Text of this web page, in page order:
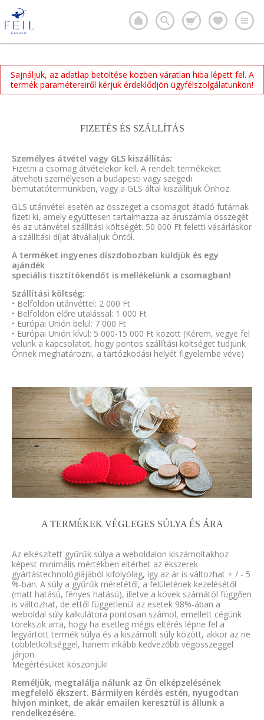
Sajnáljuk, az adatlap betöltése közben váratlan hiba lépett fel. A
termék paramétereiről kérjük érdeklődjön ügyfélszolgálatunkon!
FIZETÉS ÉS SZÁLLÍTÁS
Személyes átvétel vagy GLS kiszállítás:
Fizetni a csomag átvételekor kell. A rendelt termékeket
átveheti személyesen a budapesti vagy szegedi
bemutatótermünkben, vagy a GLS által kiszállítjuk Önhöz.
GLS utánvétel esetén az összeget a csomagot átadó futárnak
fizeti ki, amely együttesen tartalmazza az áruszámla összegét
és az utánvétel szállítási költségét. 50 000 Ft feletti vásárláskor
a szállítási díjat átvállaljuk Öntől.
A terméket ingyenes díszdobozban küldjük és egy
ajándék
speciális tisztítókendőt is mellékelünk a csomagban!
Szállítási költség:
• Belföldön utánvéttel: 2 000 Ft
• Belföldön előre utalással: 1 000 Ft
• Európai Unión belül: 7 000 Ft
• Európai Unión kívül: 5 000-15 000 Ft között (Kérem, vegye fel
velünk a kapcsolatot, hogy pontos szállítási költséget tudjunk
Önnek meghatározni, a tartózkodási helyét figyelembe véve)
A TERMÉKEK VÉGLEGES SÚLYA ÉS ÁRA
Az elkészített gyűrűk súlya a weboldalon kiszámoltakhoz
képest minimális mértékben eltérhet az ékszerek
gyártástechnológiájából kifolyólag, így az ár is változhat + / - 5
%-ban. A súly a gyűrűk méretétől, a felületének kezelésétől
(matt hatású, fényes hatású), illetve a kövek számától függően
is változhat, de ettől függetlenül az esetek 98%-ában a
weboldal súly kalkulátora pontosan számol, emellett cégünk
törekszik arra, hogy ha esetleg mégis eltérés lépne fel a
legyártott termék súlya és a kiszámolt súly között, akkor az ne
többletköltséggel, hanem inkább kedvezőbb végösszeggel
járjon.
Megértésüket köszönjük!
Reméljük, megtalálja nálunk az Ön elképzelésének
megfelelő ékszert. Bármilyen kérdés estén, nyugodtan
hívjon minket, de akár emailen keresztül is állunk a
rendelkezésére.